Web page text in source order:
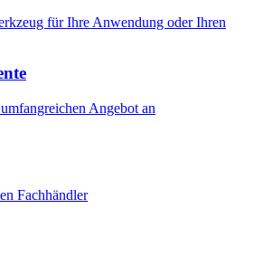
für Ihre Anwendung oder Ihren
Angebot an
Fachhändler